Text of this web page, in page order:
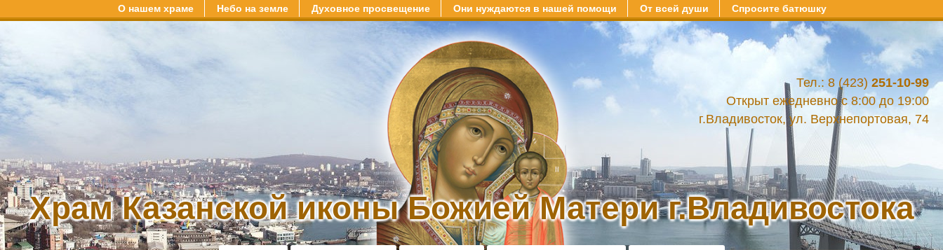
О нашем храме Небо на земле Духовное просвещение Они нуждаются в нашей помощи От всей души Спросите батюшку
Тел.: 8 (423) 251-10-99
Открыт ежедневно с 8:00 до 19:00
г.Владивосток, ул. Верхнепортовая, 74
Храм Казанской иконы Божией Матери г.Владивостока